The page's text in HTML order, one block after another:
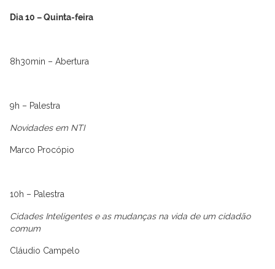
Dia 10 – Quinta-feira
8h30min – Abertura
9h – Palestra
Novidades em NTI
Marco Procópio
10h – Palestra
Cidades Inteligentes e as mudanças na vida de um cidadão
comum
Cláudio Campelo